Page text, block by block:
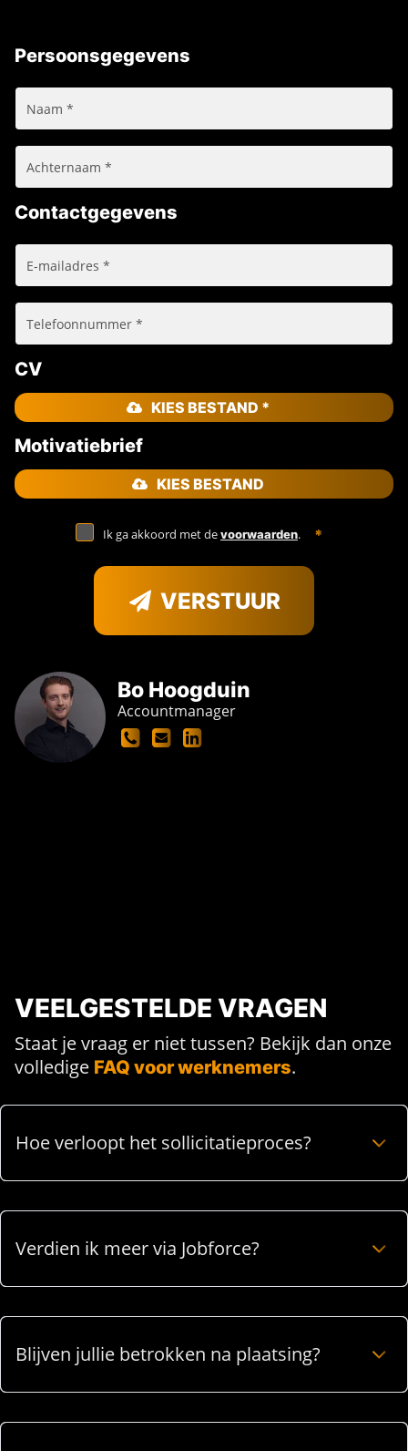
Bo Hoogduin
Accountmanager
Persoonsgegevens
Contactgegevens
CV
KIES BESTAND *
Motivatiebrief
KIES BESTAND
Ik ga akkoord met devoorwaarden.
VERSTUUR
VEELGESTELDE VRAGEN
Staat je vraag er niet tussen? Bekijk dan onze
volledige FAQ voor werknemers.
Hoe verloopt het sollicitatieproces?
Verdien ik meer via Jobforce?
Blijven jullie betrokken na plaatsing?